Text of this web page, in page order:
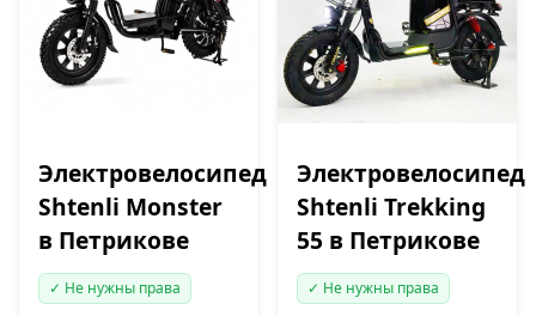
Электровелосипед
Shtenli Monster
в Петрикове
✓ Не нужны права
Электровелосипед
Shtenli Trekking
55 в Петрикове
✓ Не нужны права